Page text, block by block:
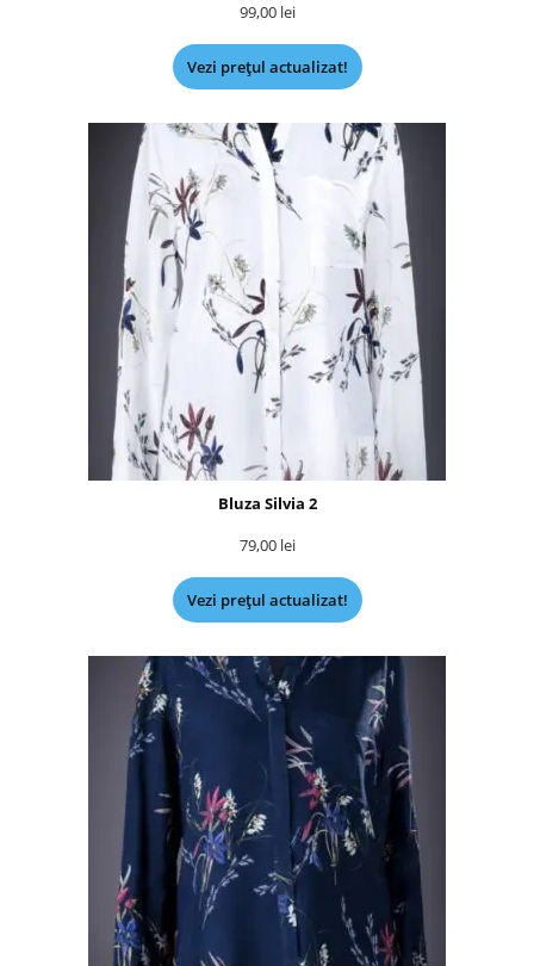
99,00 lei
Vezi prețul actualizat!
Bluza Silvia 2
79,00 lei
Vezi prețul actualizat!